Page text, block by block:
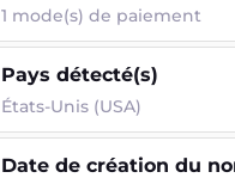
1 mode(s) de paiement
Pays détecté(s)
États-Unis (USA)
Date de création du